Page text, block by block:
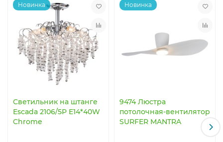
Новинка
Светильник на штанге
Escada 2106/5P E14*40W
Chrome
Новинка
9474 Люстра
потолочная-вентилятор
SURFER MANTRA